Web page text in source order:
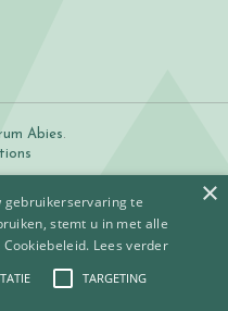
Abies.
×
gebruikerservaring te
stemt u in met alle
Lees verder
TARGETING